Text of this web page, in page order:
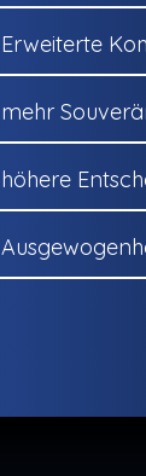
Erweiterte
mehr
höhere